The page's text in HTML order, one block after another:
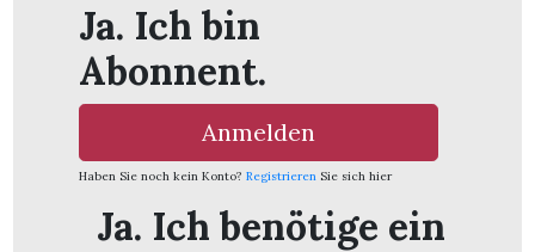
Ja. Ich bin
Abonnent.
Anmelden
Haben Sie noch kein Konto? Registrieren Sie sich hier
Ja. Ich benötige ein